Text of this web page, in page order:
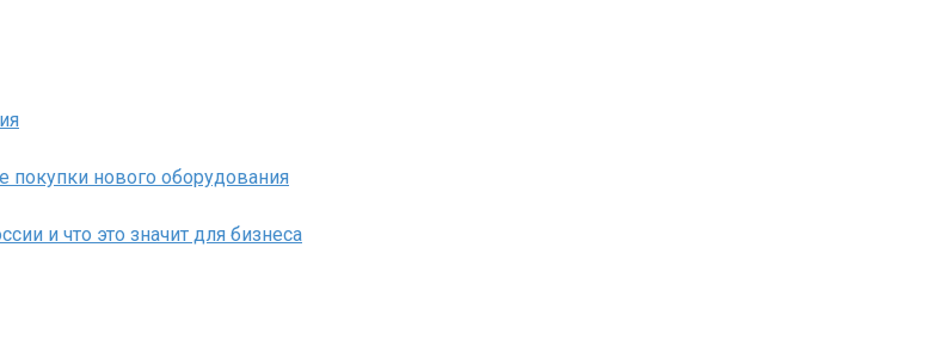
покупки нового оборудования
и что это значит для бизнеса